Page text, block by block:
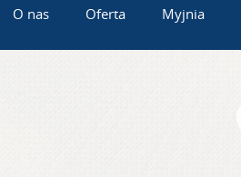
O nas Oferta Myjnia